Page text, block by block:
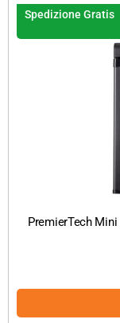
Spedizione Gratis
PremierTech